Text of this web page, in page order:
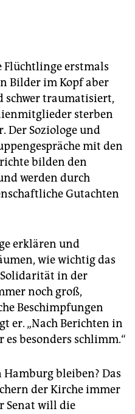
im Herbst 2012 mit
und rund 500
daraufhin Italien
nach einer
SPD-Senat auf
nach Italien schicken.
Flüchtlinge erstmals
Bilder im Kopf aber
schwer traumatisiert,
sterben
Der Soziologe und
mit den
bilden den
werden durch
Gutachten
erklären und
wie wichtig das
in der
noch groß,
Beschimpfungen
er. „Nach Berichten in
besonders schlimm.“
bleiben? Das
der Kirche immer
Senat will die